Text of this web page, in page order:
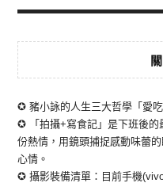
✪ 豬小詠的人生三大哲學「愛吃
✪ 「拍攝+寫食記」是下班後的
份熱情，用鏡頭捕捉感動味蕾
心情。
✪ 攝影裝備清單：目前手機